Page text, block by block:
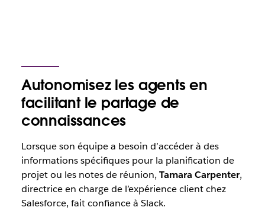
Autonomisez les agents en
facilitant le partage de
connaissances
Lorsque son équipe a besoin d’accéder à des
informations spécifiques pour la planification de
projet ou les notes de réunion, Tamara Carpenter,
directrice en charge de l’expérience client chez
Salesforce, fait confiance à Slack.